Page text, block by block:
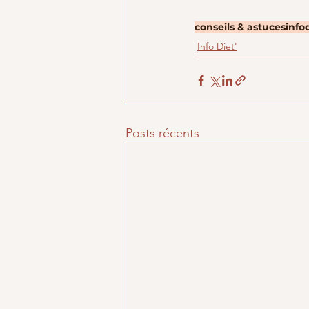
conseils & astuces
Info Diet'
Posts récents